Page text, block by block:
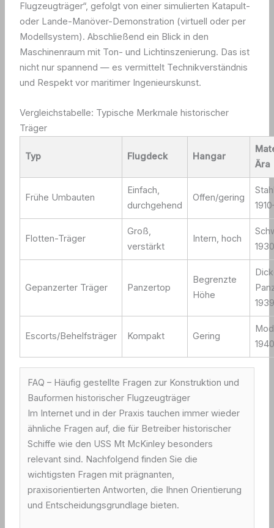
Flugzeugträger“, gefolgt von einer simulierten Katapult-
oder Lande-Manöver-Demonstration (virtuell oder per
Modellsystem). Abschließend ein Blick in den
Maschinenraum mit Ton- und Lichtinszenierung. Das ist
nicht nur spannend — es vermittelt Technikverständnis
und Respekt vor maritimer Ingenieurskunst.
Vergleichstabelle: Typische Merkmale historischer
Träger
Typ Flugdeck Hangar
Ära
Frühe Umbauten
Einfach,
durchgehend
Offen/gering
Flotten-Träger
Groß,
verstärkt
Intern, hoch
Gepanzerter Träger Panzertop
Begrenzte
Höhe
Escorts/Behelfsträger Kompakt Gering
FAQ – Häufig gestellte Fragen zur Konstruktion und
Bauformen historischer Flugzeugträger
Im Internet und in der Praxis tauchen immer wieder
ähnliche Fragen auf, die für Betreiber historischer
Schiffe wie den USS Mt McKinley besonders
relevant sind. Nachfolgend finden Sie die
wichtigsten Fragen mit prägnanten,
praxisorientierten Antworten, die Ihnen Orientierung
und Entscheidungsgrundlage bieten.